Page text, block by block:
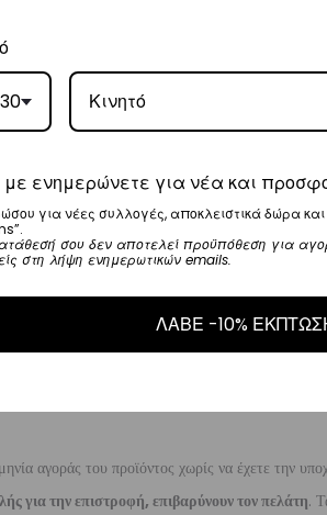
, θα αναλάβει την παράδοσή σας.
ημέρες.
την παράδοσή σας.
ημέρες.
ημέρες.
αγοράς του προϊόντος χωρίς να έχετε την
για την επιστροφή, επιβαρύνουν τον πελάτη.
ενημερώνετε για νέα και
για νέες συλλογές, αποκλειστικά δώρα και
σου δεν αποτελεί προϋπόθεση για
στη λήψη ενημερωτικών emails.
ΛΑΒΕ -10%